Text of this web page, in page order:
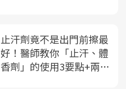
止汗劑竟不是出門前擦最
好！醫師教你「止汗、體
香劑」的使用3要點+兩者